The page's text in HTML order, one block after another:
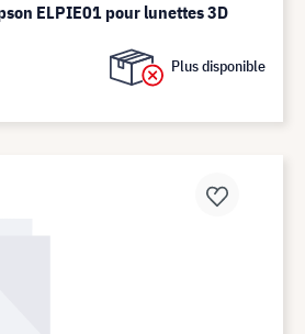
ELPIE01 pour lunettes 3D
Plus disponible